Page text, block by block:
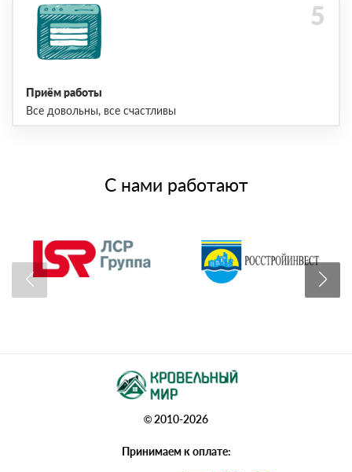
Приём работы
Все довольны, все счастливы
С нами работают
© 2010-2026
Принимаем к оплате: